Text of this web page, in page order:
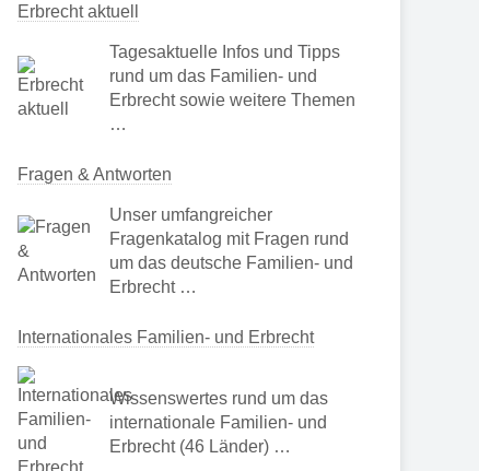
Erbrecht aktuell
Tagesaktuelle Infos und Tipps
rund um das Familien- und
Erbrecht sowie weitere Themen
…
Fragen & Antworten
Unser umfangreicher
Fragenkatalog mit Fragen rund
um das deutsche Familien- und
Erbrecht …
Internationales Familien- und Erbrecht
Wissenswertes rund um das
internationale Familien- und
Erbrecht (46 Länder) …